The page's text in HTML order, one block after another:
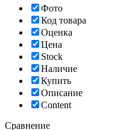
Фото
Код товара
Оценка
Цена
Stock
Наличие
Купить
Описание
Content
Сравнение